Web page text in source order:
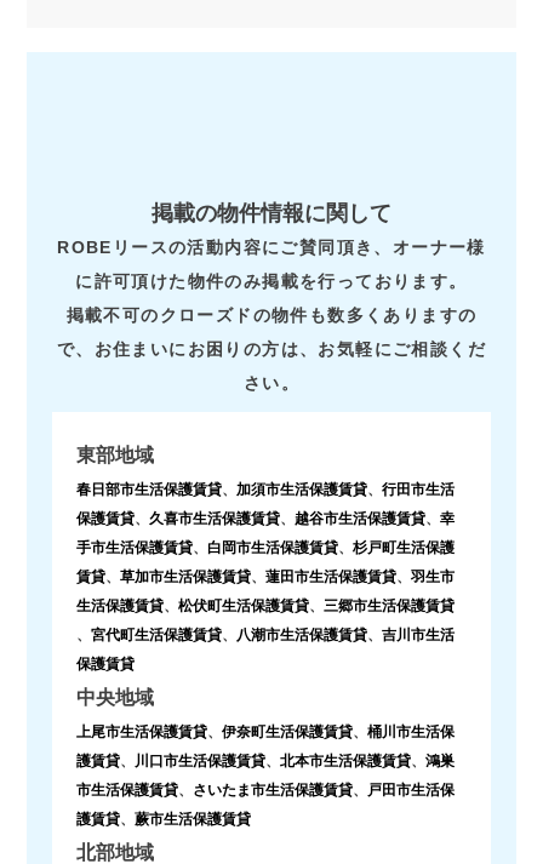
掲載の物件情報に関して
ROBEリースの活動内容にご賛同頂き、オーナー様
に許可頂けた物件のみ掲載を行っております。
掲載不可のクローズドの物件も数多くありますの
で、お住まいにお困りの方は、お気軽にご相談くだ
さい。
東部地域
春日部市生活保護賃貸、 加須市生活保護賃貸、 行田市生活
保護賃貸、 久喜市生活保護賃貸、 越谷市生活保護賃貸、 幸
手市生活保護賃貸、 白岡市生活保護賃貸、 杉戸町生活保護
賃貸、 草加市生活保護賃貸、 蓮田市生活保護賃貸、 羽生市
生活保護賃貸、 松伏町生活保護賃貸、 三郷市生活保護賃貸
、 宮代町生活保護賃貸、 八潮市生活保護賃貸、 吉川市生活
保護賃貸
中央地域
上尾市生活保護賃貸、 伊奈町生活保護賃貸、 桶川市生活保
護賃貸、 川口市生活保護賃貸、 北本市生活保護賃貸、 鴻巣
市生活保護賃貸、 さいたま市生活保護賃貸、
戸田市生活保
護賃貸、 蕨市生活保護賃貸
北部地域